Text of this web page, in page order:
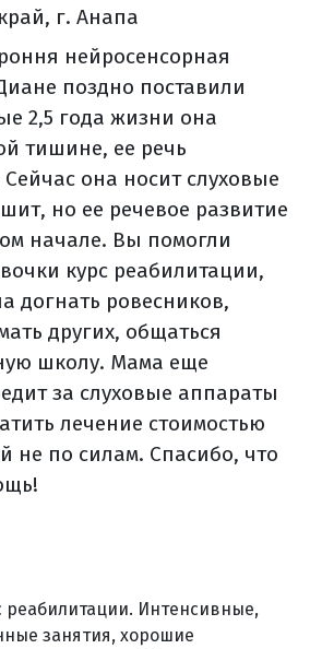
г. Анапа
нейросенсорная
поздно поставили
2,5 года жизни она
тишине, ее речь
она носит слуховые
но ее речевое развитие
начале. Вы помогли
курс реабилитации,
догнать ровесников,
других, общаться
школу. Мама еще
за слуховые аппараты
лечение стоимостью
не по силам. Спасибо, что
Интенсивные,
занятия, хорошие